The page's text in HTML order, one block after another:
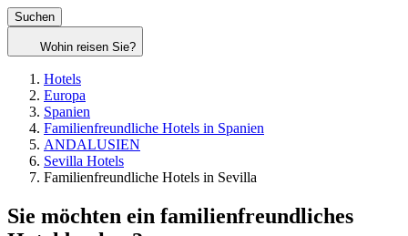
Suchen
Wohin reisen Sie?
Hotels
Europa
Spanien
Familienfreundliche Hotels in Spanien
ANDALUSIEN
Sevilla Hotels
Familienfreundliche Hotels in Sevilla
Sie möchten ein familienfreundliches